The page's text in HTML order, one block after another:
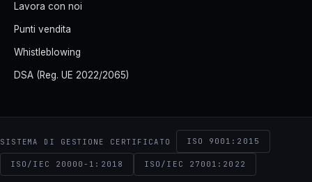
Lavora con noi
Punti vendita
Whistleblowing
DSA (Reg. UE 2022/2065)
SISTEMA DI GESTIONE CERTIFICATO ISO 9001:2015
ISO/IEC 20000-1:2018 ISO/IEC 27001:2022